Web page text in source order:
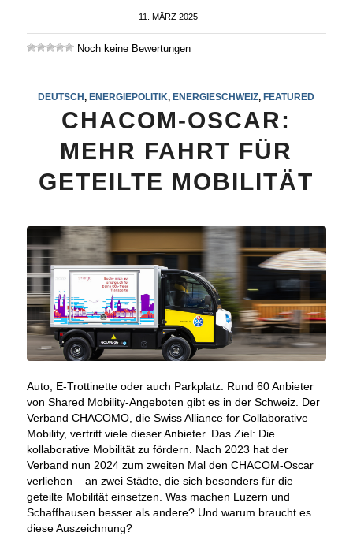
11. MÄRZ 2025
/
Noch keine Bewertungen
DEUTSCH,ENERGIEPOLITIK,ENERGIESCHWEIZ,FEATURED
CHACOM-OSCAR:
MEHR FAHRT FÜR
GETEILTE MOBILITÄT
Auto, E-Trottinette oder auch Parkplatz. Rund 60 Anbieter
von Shared Mobility-Angeboten gibt es in der Schweiz. Der
Verband CHACOMO, die Swiss Alliance for Collaborative
Mobility, vertritt viele dieser Anbieter. Das Ziel: Die
kollaborative Mobilität zu fördern. Nach 2023 hat der
Verband nun 2024 zum zweiten Mal den CHACOM-Oscar
verliehen – an zwei Städte, die sich besonders für die
geteilte Mobilität einsetzen. Was machen Luzern und
Schaffhausen besser als andere? Und warum braucht es
diese Auszeichnung?